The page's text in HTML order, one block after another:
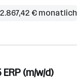
€ monatlich
(m/w/d)